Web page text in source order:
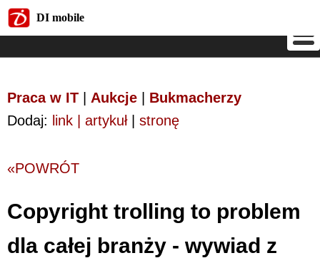
DI mobile
Praca w IT Aukcje
Bukmacherzy
Dodaj: link | artykuł| stronę
«POWRÓT
Copyright trolling to problem
dla całej branży - wywiad z
DI mobile